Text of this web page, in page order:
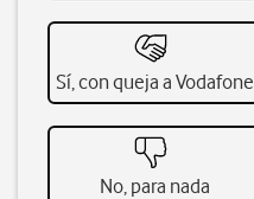
Sí, con queja a Vodafone
No, para nada